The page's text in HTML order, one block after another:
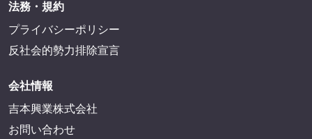
法務・規約
プライバシーポリシー
反社会的勢力排除宣言
会社情報
吉本興業株式会社
お問い合わせ